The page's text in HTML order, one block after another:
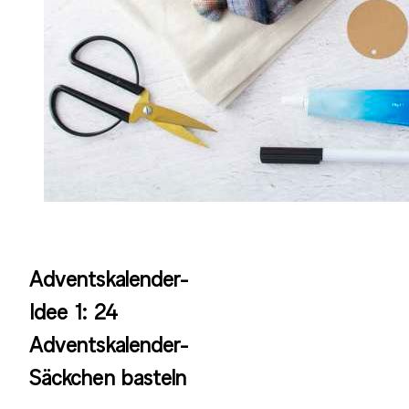
Adventskalender-
Idee 1: 24
Adventskalender-
Säckchen basteln